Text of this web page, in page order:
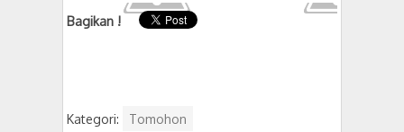
Bagikan !
Kategori: Tomohon